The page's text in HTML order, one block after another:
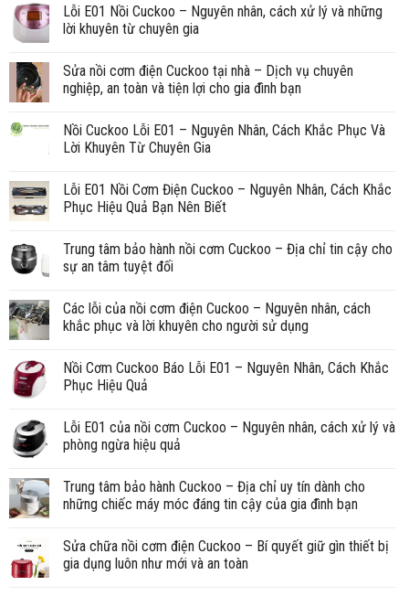
Lỗi E01 Nồi Cuckoo – Nguyên nhân, cách xử lý và những
lời khuyên từ chuyên gia
Sửa nồi cơm điện Cuckoo tại nhà – Dịch vụ chuyên
nghiệp, an toàn và tiện lợi cho gia đình bạn
Nồi Cuckoo Lỗi E01 – Nguyên Nhân, Cách Khắc Phục Và
Lời Khuyên Từ Chuyên Gia
Lỗi E01 Nồi Cơm Điện Cuckoo – Nguyên Nhân, Cách Khắc
Phục Hiệu Quả Bạn Nên Biết
Trung tâm bảo hành nồi cơm Cuckoo – Địa chỉ tin cậy cho
sự an tâm tuyệt đối
Các lỗi của nồi cơm điện Cuckoo – Nguyên nhân, cách
khắc phục và lời khuyên cho người sử dụng
Nồi Cơm Cuckoo Báo Lỗi E01 – Nguyên Nhân, Cách Khắc
Phục Hiệu Quả
Lỗi E01 của nồi cơm Cuckoo – Nguyên nhân, cách xử lý và
phòng ngừa hiệu quả
Trung tâm bảo hành Cuckoo – Địa chỉ uy tín dành cho
những chiếc máy móc đáng tin cậy của gia đình bạn
Sửa chữa nồi cơm điện Cuckoo – Bí quyết giữ gìn thiết bị
gia dụng luôn như mới và an toàn